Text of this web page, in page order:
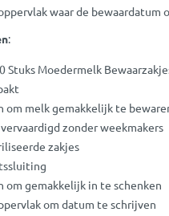
waar de bewaardatum
:
Stuks Moedermelk
om melk gemakkelijk te
zonder weekmakers
zakjes
om gemakkelijk in te schenken
om datum te schrijven